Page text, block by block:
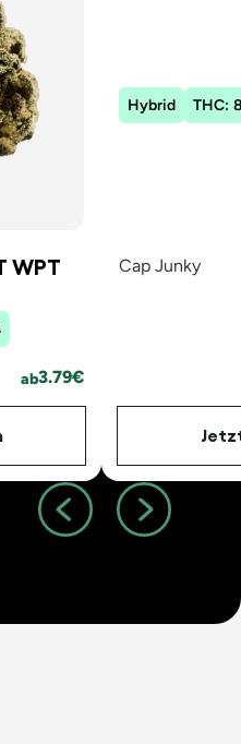
WPT
ab3.79€
Hybrid THC:
Cap Junky